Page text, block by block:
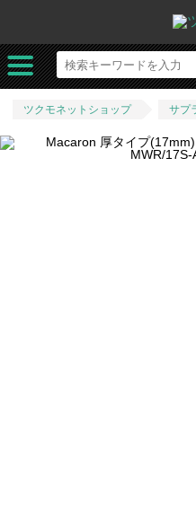
ツクモネットショップ サプ